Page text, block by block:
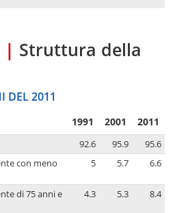
| Struttura della
DEL 2011
1991 2001 2011
92.6 95.9
95.6
con meno
5 5.7 6.6
di 75 anni e
4.3 5.3 8.4